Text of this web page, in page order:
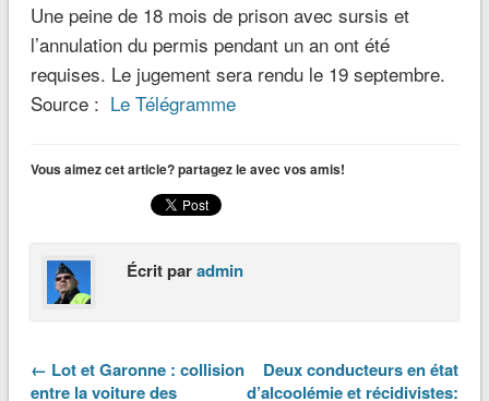
Une peine de 18 mois de prison avec sursis et
l’annulation du permis pendant un an ont été
requises. Le jugement sera rendu le 19 septembre.
Source : Le Télégramme
Vous aimez cet article? partagez le avec vos amis!
Écrit paradmin
← Lot et Garonne : collision
entre la voiture des
Deux conducteurs en état
d’alcoolémie et récidivistes: